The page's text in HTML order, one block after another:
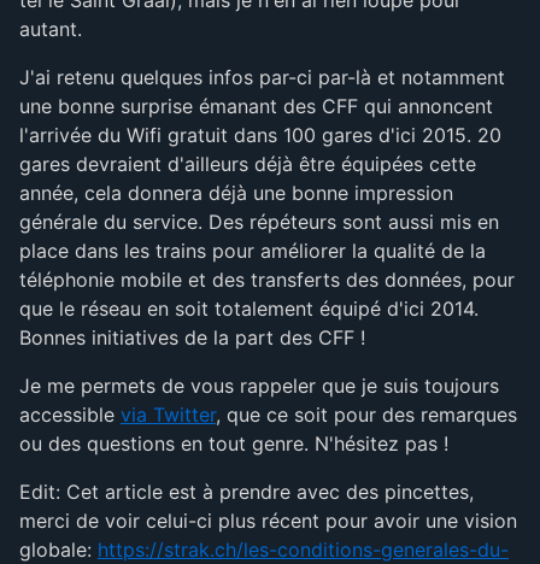
autant.
J'ai retenu quelques infos par-ci par-là et notamment
une bonne surprise émanant des CFF qui annoncent
l'arrivée du Wifi gratuit dans 100 gares d'ici 2015. 20
gares devraient d'ailleurs déjà être équipées cette
année, cela donnera déjà une bonne impression
générale du service. Des répéteurs sont aussi mis en
place dans les trains pour améliorer la qualité de la
téléphonie mobile et des transferts des données, pour
que le réseau en soit totalement équipé d'ici 2014.
Bonnes initiatives de la part des CFF !
Je me permets de vous rappeler que je suis toujours
accessible via Twitter, que ce soit pour des remarques
ou des questions en tout genre. N'hésitez pas !
Edit: Cet article est à prendre avec des pincettes,
merci de voir celui-ci plus récent pour avoir une vision
globale: https://strak.ch/les-conditions-generales-du-